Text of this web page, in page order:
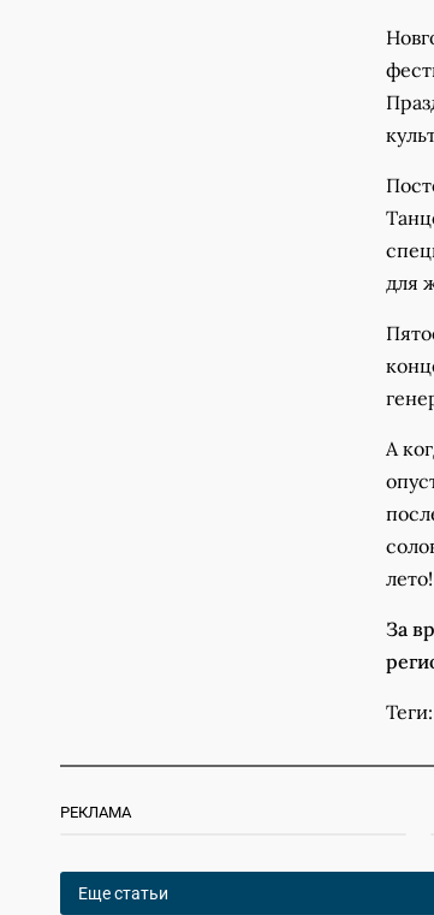
для
А
лето!
За
Теги:
РЕКЛАМА
Еще статьи